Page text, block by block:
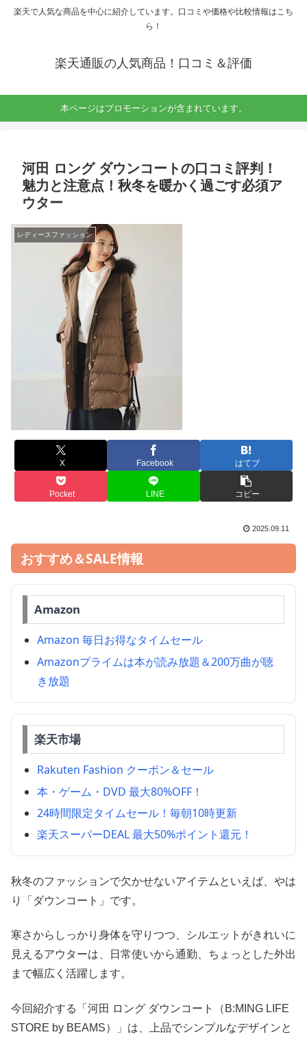
楽天で人気な商品を中心に紹介しています。口コミや価格や比較情報はこち
ら！
楽天通販の人気商品！口コミ＆評価
本ページはプロモーションが含まれています。
河田 ロング ダウンコートの口コミ評判！
魅力と注意点！秋冬を暖かく過ごす必須ア
ウター
レディースファッション
X Facebook はてブ
Pocket LINE コピー
2025.09.11
おすすめ＆SALE情報
Amazon
Amazon 毎日お得なタイムセール
Amazonプライムは本が読み放題＆200万曲が聴
き放題
楽天市場
Rakuten Fashion クーポン＆セール
本・ゲーム・DVD 最大80%OFF！
24時間限定タイムセール！毎朝10時更新
楽天スーパーDEAL 最大50%ポイント還元！
秋冬のファッションで欠かせないアイテムといえば、やは
り「ダウンコート」です。
寒さからしっかり身体を守りつつ、シルエットがきれいに
見えるアウターは、日常使いから通勤、ちょっとした外出
まで幅広く活躍します。
今回紹介する「河田 ロング ダウンコート（B:MING LIFE
STORE by BEAMS）」は、上品でシンプルなデザインと